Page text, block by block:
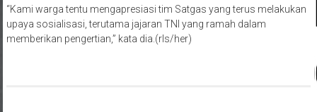
“Kami warga tentu mengapresiasi tim Satgas yang terus melakukan
upaya sosialisasi, terutama jajaran TNI yang ramah dalam
memberikan pengertian,” kata dia.(rls/her)